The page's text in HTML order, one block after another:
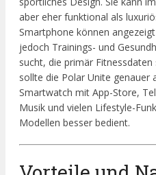
aber eher funktional als
Smartphone können
jedoch Trainings- und
sucht, die primär
sollte die Polar Unite genauer
Smartwatch mit App-Store,
Musik und vielen Lifestyle-
Modellen besser bedient.